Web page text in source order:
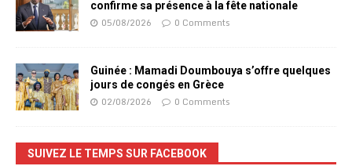
confirme sa présence à la fête nationale
05/08/2026 0 Comments
Guinée : Mamadi Doumbouya s’offre quelques
jours de congés en Grèce
02/08/2026 0 Comments
SUIVEZ LE TEMPS SUR FACEBOOK